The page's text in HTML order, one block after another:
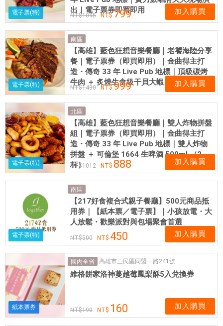
電子票(特)
出｜電子票券即買即用
1045 799 加入購買
電子票(特)
南區
【高雄】藍色狂想音樂餐廳｜老饕海陸分享
餐｜電子票券（即買即用）｜金曲得主打
造・傳奇 33 年 Live Pub 地標｜頂級碳烤
牛肉 ＋ 炙燒生食級干貝大蝦
1430 999 加入購買
電子票(特)
北區
【高雄】藍色狂想音樂餐廳｜雙人炸物拼盤
組｜電子票券（即買即用）｜金曲得主打
造・傳奇 33 年 Live Pub 地標｜雙人炸物
拼盤 ＋ 可倫堡 1664 生啤酒 500ml （2
杯）1012 888 加入購買
電子票(特)
南區
【217好食複合式親子餐廳】500元商品抵
用券｜【紙本票／電子票】｜小孩放電・大
人放鬆・歡樂派對與包場聚會首選
500 450 加入購買
紙本票券
國內全省 高雄市三民區同盟一路241號
維格餅家洛神蔓越莓鳳梨酥5入兌換券
190 160 加入購買